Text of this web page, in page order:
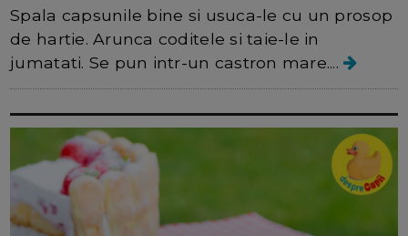
Spala capsunile bine si usuca-le cu un prosop
de hartie. Arunca coditele si taie-le in
jumatati. Se pun intr-un castron mare....